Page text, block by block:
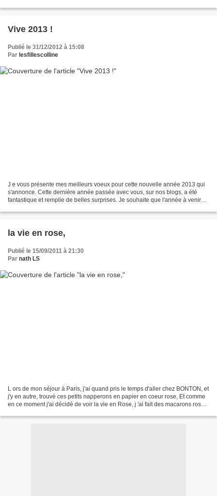
Vive 2013 !
Publié le 31/12/2012 à 15:08
Par lesfillescolline
J e vous présente mes meilleurs voeux pour cette nouvelle année 2013 qui
s'annonce. Cette dernière année passée avec vous, sur nos blogs, a été
fantastique et remplie de belles surprises. Je souhaite que l'année à venir
la vie en rose,
Publié le 15/09/2011 à 21:30
Par nath LS
L ors de mon séjour à Paris, j'ai quand pris le temps d'aller chez BONTON, et
j'y en autre, trouvé ces petits napperons en papier en coeur rose, Et comme
en ce moment j'ai décidé de voir la vie en Rose, j 'ai fait des macarons roses,